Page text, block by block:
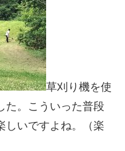
草刈り機を使
た。こういった普段
しいですよね。（楽